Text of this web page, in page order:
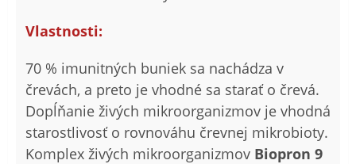
Vlastnosti:
70 % imunitných buniek sa nachádza v
črevách, a preto je vhodné sa starať o črevá.
Dopĺňanie živých mikroorganizmov je vhodná
starostlivosť o rovnováhu črevnej mikrobioty.
Komplex živých mikroorganizmov Biopron 9